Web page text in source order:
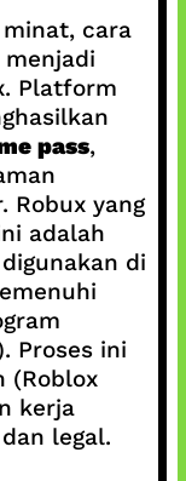
cara
Platform
pass,
Robux yang
adalah
di
Proses ini
(Roblox
kerja
legal.